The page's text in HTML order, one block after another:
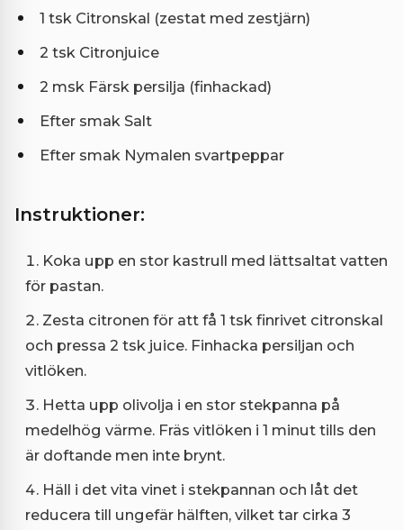
1 tsk Citronskal (zestat med zestjärn)
2 tsk Citronjuice
2 msk Färsk persilja (finhackad)
Efter smak Salt
Efter smak Nymalen svartpeppar
Instruktioner:
Koka upp en stor kastrull med lättsaltat vatten
för pastan.
Zesta citronen för att få 1 tsk finrivet citronskal
och pressa 2 tsk juice. Finhacka persiljan och
vitlöken.
Hetta upp olivolja i en stor stekpanna på
medelhög värme. Fräs vitlöken i 1 minut tills den
är doftande men inte brynt.
Häll i det vita vinet i stekpannan och låt det
reducera till ungefär hälften, vilket tar cirka 3